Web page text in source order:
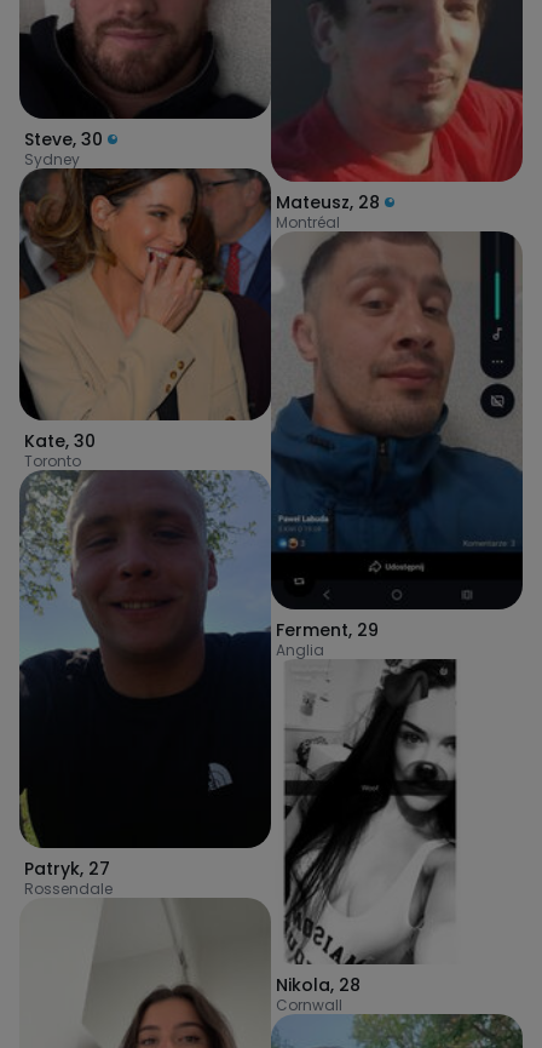
Steve, 30
Sydney
Kate, 30
Toronto
Patryk, 27
Rossendale
Mateusz, 28
Montréal
Ferment, 29
Anglia
Nikola, 28
Cornwall